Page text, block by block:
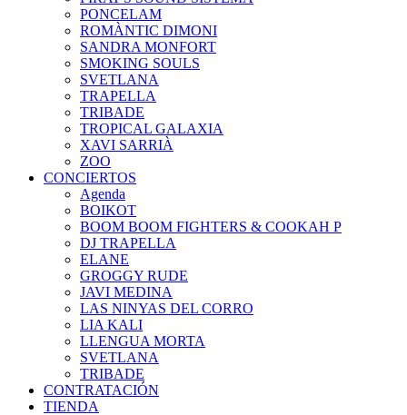
PONCELAM
ROMÀNTIC DIMONI
SANDRA MONFORT
SMOKING SOULS
SVETLANA
TRAPELLA
TRIBADE
TROPICAL GALAXIA
XAVI SARRIÀ
ZOO
CONCIERTOS
Agenda
BOIKOT
BOOM BOOM FIGHTERS & COOKAH P
DJ TRAPELLA
ELANE
GROGGY RUDE
JAVI MEDINA
LAS NINYAS DEL CORRO
LIA KALI
LLENGUA MORTA
SVETLANA
TRIBADE
CONTRATACIÓN
TIENDA